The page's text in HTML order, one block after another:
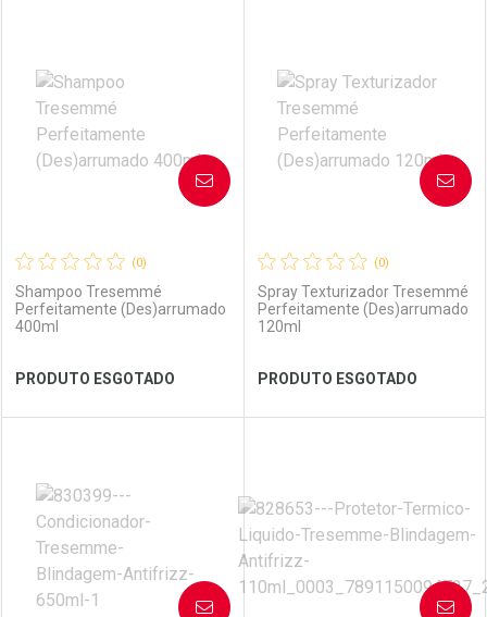
Laboratório
Ver Desconto Convênio
Por Menos Laboratório
Ver Desconto Convênio
Por Menos
(0)
Shampoo Tresemmé
Perfeitamente (Des)arrumado
400ml
PRODUTO ESGOTADO
AVISE-ME
Laboratório
Por Menos
(0)
Spray Texturizador Tresemmé
Perfeitamente (Des)arrumado
120ml
PRODUTO ESGOTADO
AVISE-ME
Laboratório
Por Menos
AVISE-ME AVISE-ME